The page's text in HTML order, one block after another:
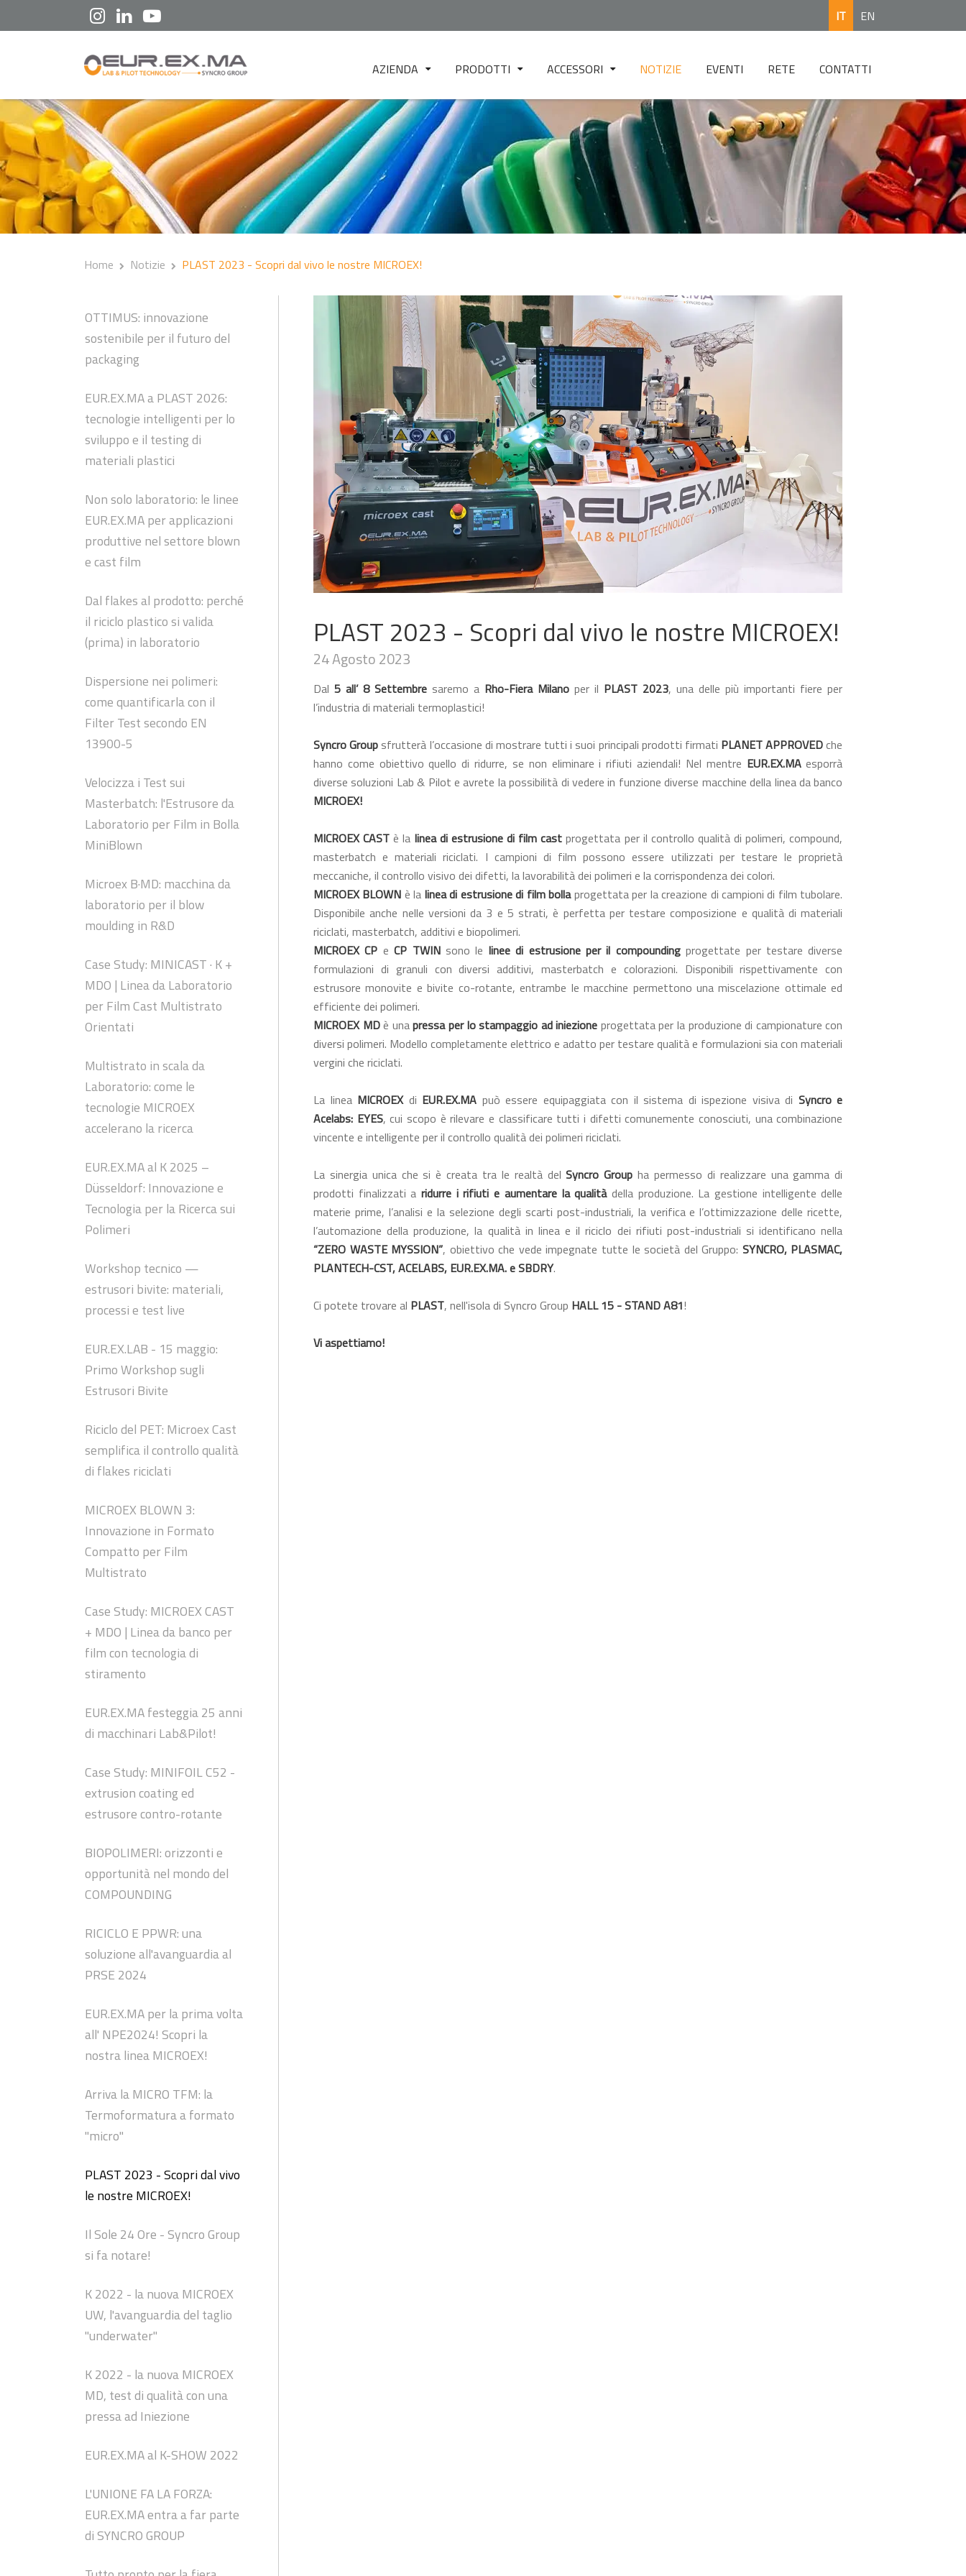
IT EN
AZIENDA
CHI SIAMO
EUR.EX.LAB -
LABORATORIO DI TEST
SERVIZIO CLIENTI
PRODOTTI
FILM BOLLA
FILM CAST
FOGLIA / LASTRA
GRANULAZIONE
FILAMENTO 3D
TNT
ACCESSORI
MICRO TFM
MINI MIX 10
DR1
HP PRESS 150
TW 1
HSB 1
T50
T100
DIE FACE PELLETIZER
NOTIZIE EVENTI RETE CONTATTI
Home Notizie PLAST 2023 - Scopri dal vivo le nostre MICROEX!
OTTIMUS: innovazione
sostenibile per il futuro del
packaging
EUR.EX.MA a PLAST 2026:
tecnologie intelligenti per lo
sviluppo e il testing di
materiali plastici
Non solo laboratorio: le linee
EUR.EX.MA per applicazioni
produttive nel settore blown
e cast film
Dal flakes al prodotto: perché
il riciclo plastico si valida
(prima) in laboratorio
Dispersione nei polimeri:
come quantificarla con il
Filter Test secondo EN
13900-5
Velocizza i Test sui
Masterbatch: l'Estrusore da
Laboratorio per Film in Bolla
MiniBlown
Microex B·MD: macchina da
laboratorio per il blow
moulding in R&D
Case Study: MINICAST · K +
MDO | Linea da Laboratorio
per Film Cast Multistrato
Orientati
Multistrato in scala da
Laboratorio: come le
tecnologie MICROEX
accelerano la ricerca
EUR.EX.MA al K 2025 –
Düsseldorf: Innovazione e
Tecnologia per la Ricerca sui
Polimeri
Workshop tecnico —
estrusori bivite: materiali,
processi e test live
EUR.EX.LAB - 15 maggio:
Primo Workshop sugli
Estrusori Bivite
Riciclo del PET: Microex Cast
semplifica il controllo qualità
di flakes riciclati
MICROEX BLOWN 3:
Innovazione in Formato
Compatto per Film
Multistrato
Case Study: MICROEX CAST
+ MDO | Linea da banco per
film con tecnologia di
stiramento
EUR.EX.MA festeggia 25 anni
di macchinari Lab&Pilot!
Case Study: MINIFOIL C52 -
extrusion coating ed
estrusore contro-rotante
BIOPOLIMERI: orizzonti e
opportunità nel mondo del
COMPOUNDING
RICICLO E PPWR: una
soluzione all'avanguardia al
PRSE 2024
EUR.EX.MA per la prima volta
all' NPE2024! Scopri la
nostra linea MICROEX!
Arriva la MICRO TFM: la
Termoformatura a formato
"micro"
PLAST 2023 - Scopri dal vivo
le nostre MICROEX!
Il Sole 24 Ore - Syncro Group
si fa notare!
K 2022 - la nuova MICROEX
UW, l'avanguardia del taglio
"underwater"
K 2022 - la nuova MICROEX
MD, test di qualità con una
pressa ad Iniezione
EUR.EX.MA al K-SHOW 2022
L'UNIONE FA LA FORZA:
EUR.EX.MA entra a far parte
di SYNCRO GROUP
PLAST 2023 - Scopri dal vivo le nostre MICROEX!
24 Agosto 2023
Dal5 all’ 8 Settembre saremo a Rho-Fiera Milano per il PLAST 2023, una delle più importanti fiere per
l’industria di materiali termoplastici!
Syncro Group sfrutterà l’occasione di mostrare tutti i suoi principali prodotti firmati PLANET APPROVEDche
hanno come obiettivo quello di ridurre, se non eliminare i rifiuti aziendali! Nel mentre EUR.EX.MAesporrà
diverse soluzioni Lab & Pilot e avrete la possibilità di vedere in funzione diverse macchine della linea da banco
MICROEX!
MICROEX CAST è la linea di estrusione di film cast progettata per il controllo qualità di polimeri, compound,
masterbatch e materiali riciclati. I campioni di film possono essere utilizzati per testare le proprietà
meccaniche, il controllo visivo dei difetti, la lavorabilità dei polimeri e la corrispondenza dei colori.
MICROEX BLOWN è la linea di estrusione di film bollaprogettata per la creazione di campioni di film tubolare.
Disponibile anche nelle versioni da 3 e 5 strati, è perfetta per testare composizione e qualità di materiali
riciclati, masterbatch, additivi e biopolimeri.
MICROEX CP eCP TWINsono le linee di estrusione per il compoundingprogettate per testare diverse
formulazioni di granuli con diversi additivi, masterbatch e colorazioni. Disponibili rispettivamente con
estrusore monovite e bivite co-rotante, entrambe le macchine permettono una miscelazione ottimale ed
efficiente dei polimeri.
MICROEX MDè unapressa per lo stampaggio ad iniezione progettata per la produzione di campionature con
diversi polimeri. Modello completamente elettrico e adatto per testare qualità e formulazioni sia con materiali
vergini che riciclati.
La linea MICROEXdi EUR.EX.MA può essere equipaggiata con il sistema di ispezione visiva di Syncro e
Acelabs: EYES, cui scopo è rilevare e classificare tutti i difetti comunemente conosciuti, una combinazione
vincente e intelligente per il controllo qualità dei polimeri riciclati.
La sinergia unica che si è creata tra le realtà delSyncro Group ha permesso di realizzare una gamma di
prodotti finalizzati aridurre i rifiuti e aumentare la qualitàdella produzione. La gestione intelligente delle
materie prime, l’analisi e la selezione degli scarti post-industriali, la verifica e l’ottimizzazione delle ricette,
l’automazione della produzione, la qualità in linea e il riciclo dei rifiuti post-industriali si identificano nella
“ZERO WASTE MYSSION”, obiettivo che vede impegnate tutte le società del Gruppo: SYNCRO, PLASMAC,
PLANTECH-CST, ACELABS, EUR.EX.MA. e SBDRY.
Ci potete trovare al PLAST, nell'isola di Syncro Group HALL 15 - STAND A81!
Vi aspettiamo!